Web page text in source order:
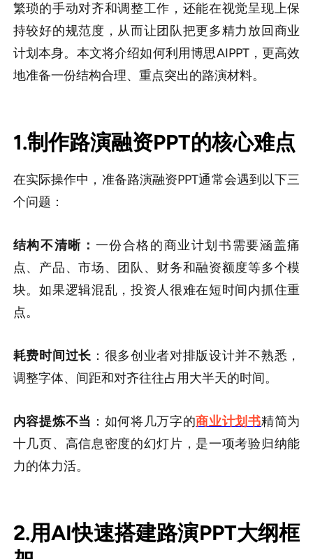
繁琐的手动对齐和调整工作，还能在视觉呈现上保
持较好的规范度，从而让团队把更多精力放回商业
计划本身。本文将介绍如何利用博思AIPPT，更高效
地准备一份结构合理、重点突出的路演材料。
1.制作路演融资PPT的核心难点
在实际操作中，准备路演融资PPT通常会遇到以下三
个问题：
结构不清晰： 一份合格的商业计划书需要涵盖痛
点、产品、市场、团队、财务和融资额度等多个模
块。如果逻辑混乱，投资人很难在短时间内抓住重
点。
耗费时间过长 ：很多创业者对排版设计并不熟悉，
调整字体、间距和对齐往往占用大半天的时间。
内容提炼不当 ：如何将几万字的商业计划书精简为
十几页、高信息密度的幻灯片，是一项考验归纳能
力的体力活。
2.用AI快速搭建路演PPT大纲框